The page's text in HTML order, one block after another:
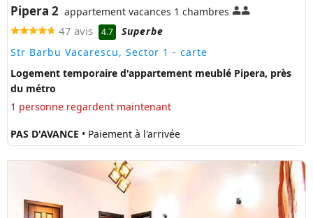
Pipera 2 appartement vacances 1 chambres
47 avis 4.7
Superbe
Str Barbu Vacarescu, Sector 1 - carte
Logement temporaire d'appartement meublé Pipera, près
du métro
1 personne regardent maintenant
PAS D'AVANCE • Paiement à l'arrivée